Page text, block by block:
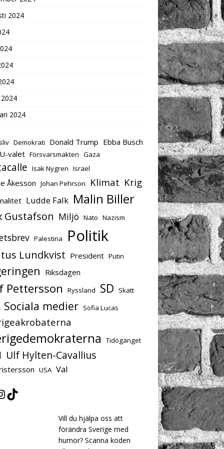
2024
2024
Demokrati Donald Trump Ebba Busch
valet Försvarsmakten Gaza
Isak Nygren Israel
Åkesson Johan Pehrson Klimat Krig
Ludde Falk Malin Biller
Gustafson Miljö Nato Nazism
Palestina Politik
Lundkvist President Putin
Riksdagen
Pettersson Ryssland SD Skatt
Sociala medier Sofia Lucas
Tidögänget
Ulf Hylten-Cavallius
USA Val
Vill du hjälpa oss att
förändra Sverige med
humor? Scanna koden